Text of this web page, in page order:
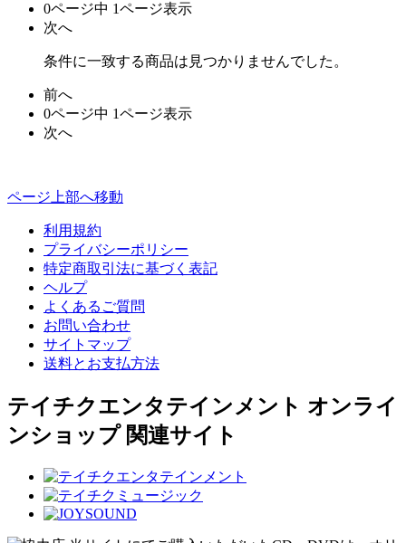
0ページ中 1ページ表示
次へ
条件に一致する商品は見つかりませんでした。
前へ
0ページ中 1ページ表示
次へ
ページ上部へ移動
利用規約
プライバシーポリシー
特定商取引法に基づく表記
ヘルプ
よくあるご質問
お問い合わせ
サイトマップ
送料とお支払方法
テイチクエンタテインメント オンライ
ンショップ 関連サイト